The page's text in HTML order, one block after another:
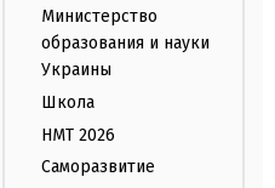
Министерство
образования и науки
Украины
Школа
НМТ 2026
Саморазвитие